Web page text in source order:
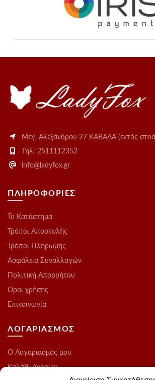
Μεγ. Αλεξάνδρου 27 ΚΑΒΑΛΑ (εντός
Τηλ: 2511112352
info@ladyfox.gr
ΠΛΗΡΟΦΟΡΙΕΣ
Το Kατάστημα
Τρόποι Αποστολής
Τρόποι Πληρωμής
Ασφάλεια Συναλλαγών
Πολιτική Απορρήτου
Οροι χρήσης
Επικοινωνία
ΛΟΓΑΡΙΑΣΜΟΣ
O Λογαριασμός μου
Καλάθι Αγορών